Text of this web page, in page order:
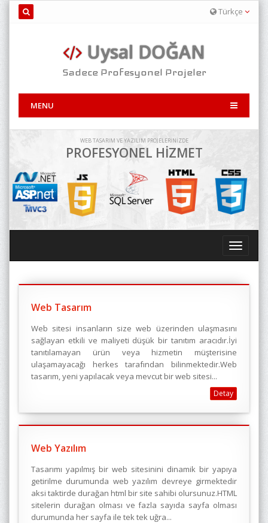
Türkçe
Uysal DOĞAN
Sadece Profesyonel Projeler
MENU
WEB TASARIM VE YAZILIM PROJELERİNİZDE
PROFESYONEL HİZMET
Toggle
Web Tasarım
Web sitesi insanların size web üzerinden ulaşmasını
sağlayan etkili ve maliyeti düşük bir tanıtım aracıdır.İyi
tanıtılamayan ürün veya hizmetin müşterisine
ulaşamayacağı herkes tarafından bilinmektedir.Web
tasarım, yeni yapılacak veya mevcut bir web sitesi...
Detay
Web Yazılım
Tasarımı yapılmış bir web sitesinini dinamik bir yapıya
getirilme durumunda web yazılım devreye girmektedir
aksi taktirde durağan html bir site sahibi olursunuz.HTML
sitelerin durağan olması ve fazla sayıda sayfa olması
durumunda her sayfa ile tek tek uğra...